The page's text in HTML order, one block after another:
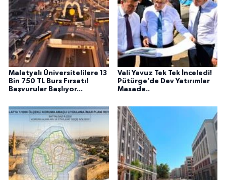
Malatyalı Üniversitelilere 13
Bin 750 TL Burs Fırsatı!
Başvurular Başlıyor...
Vali Yavuz Tek Tek İnceledi!
Pütürge’de Dev Yatırımlar
Masada..